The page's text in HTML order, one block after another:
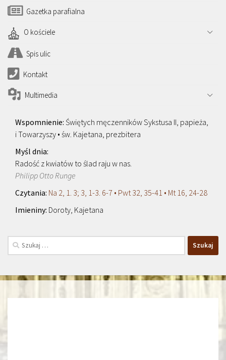
Gazetka parafialna
O kościele
Spis ulic
Kontakt
Multimedia
Świętych męczenników Sykstusa II, papieża,
i Towarzyszy • św. Kajetana, prezbitera
Radość z kwiatów to ślad raju w nas.
Philipp Otto Runge
Na 2, 1. 3; 3, 1-3. 6-7 • Pwt 32, 35-41 • Mt 16, 24-28
Doroty, Kajetana
Szukaj: